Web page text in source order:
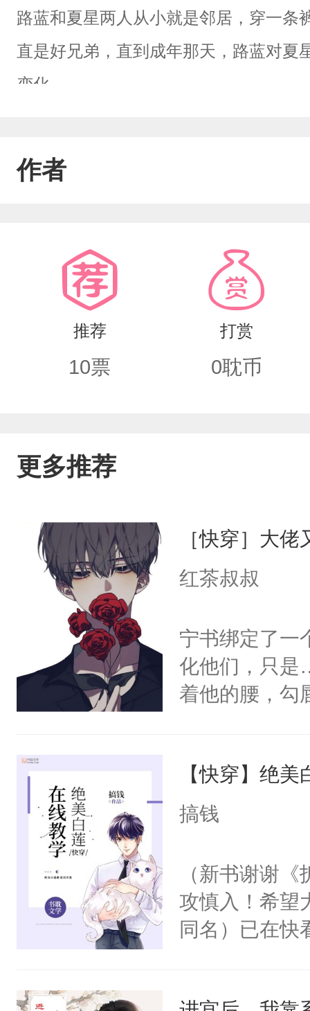
路蓝和夏星两人从小就是邻居，穿一条
直是好兄弟，直到成年那天，路蓝对夏
变化……
作者
推荐
10票
打赏
0耽币
更多推荐
［快穿］大
红茶叔叔
宁书绑定了一
化他们，只是
着他的腰，勾
来，给老公
用力——为你
【快穿】绝
搞钱
（新书谢谢
攻慎入！希望
同名）已在快